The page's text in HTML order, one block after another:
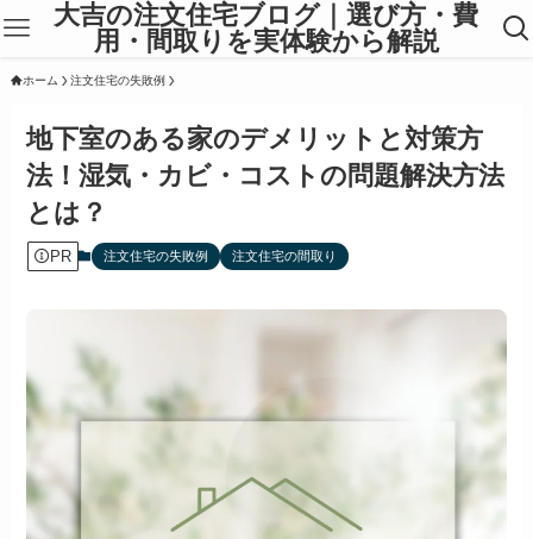
大吉の注文住宅ブログ｜選び方・費
用・間取りを実体験から解説
ホーム 注文住宅の失敗例
地下室のある家のデメリットと対策方
法！湿気・カビ・コストの問題解決方法
とは？
PR 注文住宅の失敗例 注文住宅の間取り